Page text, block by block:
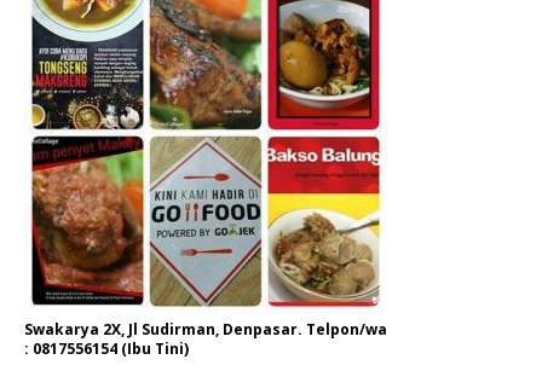
Swakarya 2X, Jl Sudirman, Denpasar. Telpon/wa
: 0817556154 (Ibu Tini)